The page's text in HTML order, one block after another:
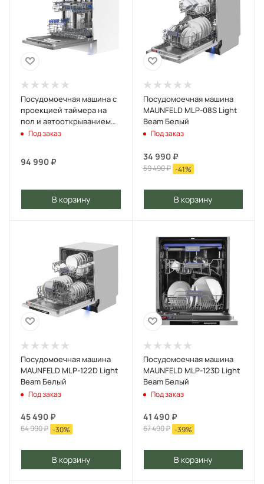
Посудомоечная машина с
проекцией таймера на
пол и автооткрыванием
MAUNFELD MLP60330T
Под заказ
94 990 ₽
В корзину
Посудомоечная машина
MAUNFELD MLP-08S Light
Beam Белый
Под заказ
34 990₽
59 490₽ -41%
В корзину
Посудомоечная машина
MAUNFELD MLP-122D Light
Beam Белый
Под заказ
45 490 ₽
64 990₽ -30%
В корзину
Посудомоечная машина
MAUNFELD MLP-123D Light
Beam Белый
Под заказ
41 490₽
67 490₽ -39%
В корзину